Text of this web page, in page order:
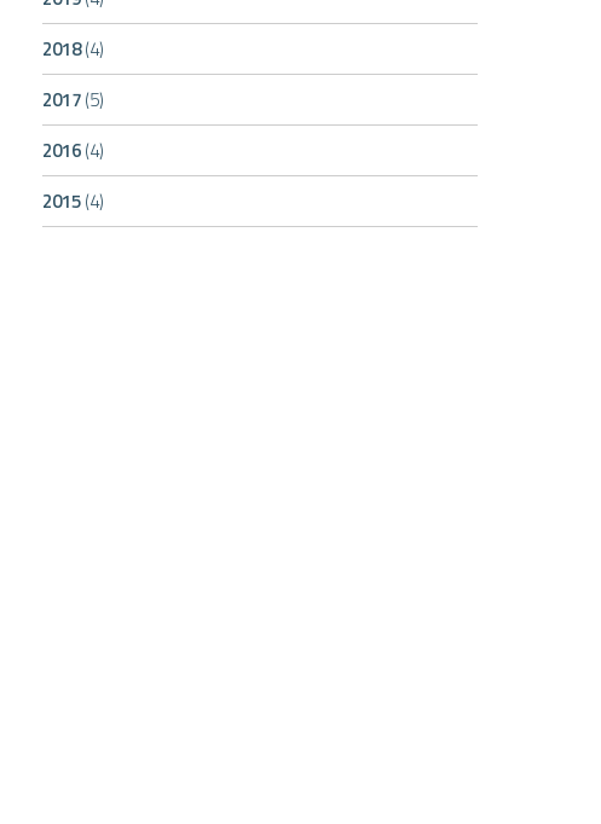
2018(4)
2017(5)
2016(4)
2015(4)